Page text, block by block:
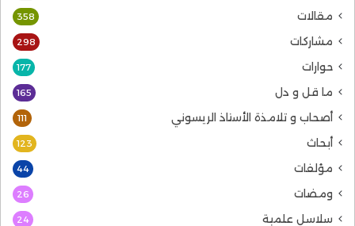
مقالات 358
مشاركات 298
حوارات 177
ما قل و دل 165
أصحاب و تلامذة الأستاذ الريسوني 111
أبحاث 123
مؤلفات 44
ومضات 26
سلاسل علمية 24